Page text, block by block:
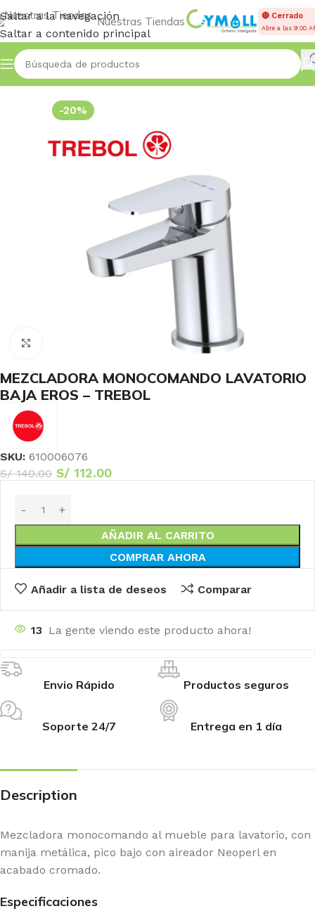
Saltar a la navegación
Saltar a contenido principal
Nuestras Tiendas 🔴 Cerrado
Abre a las 9:00
Inicio MONOCOMANDOS BAÑO
-20%
MEZCLADORA MONOCOMANDO LAVATORIO
BAJA EROS – TREBOL
SKU: 610006076
S/140.00 S/ 112.00
AÑADIR AL CARRITO
COMPRAR AHORA
Añadir a lista de deseos Comparar
13 La gente viendo este producto ahora!
Envio Rápido Productos seguros
Soporte 24/7 Entrega en 1 día
Description
Mezcladora monocomando al mueble para lavatorio, con
manija metálica, pico bajo con aireador Neoperl en
acabado cromado.
Especificaciones